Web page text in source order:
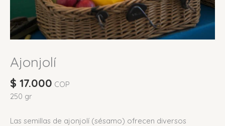
Ajonjolí
$ 17.000 COP
250 gr
Las semillas de ajonjolí (sésamo) ofrecen diversos